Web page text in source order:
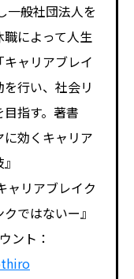
一般社団法人を
によって人生
ャリアブレイ
行い、社会リ
指す。著書
効くキャリア
ャリアブレイク
ではないー』
ント：